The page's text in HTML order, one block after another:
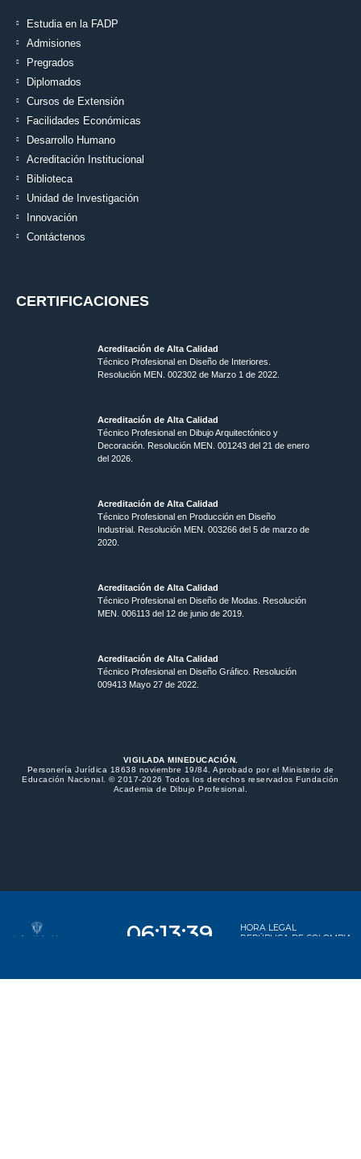
Estudia en la FADP
Admisiones
Pregrados
Diplomados
Cursos de Extensión
Facilidades Económicas
Desarrollo Humano
Acreditación Institucional
Biblioteca
Unidad de Investigación
Innovación
Contáctenos
CERTIFICACIONES
Acreditación de Alta Calidad
Técnico Profesional en Diseño de Interiores.
Resolución MEN. 002302 de Marzo 1 de 2022.
Acreditación de Alta Calidad
Técnico Profesional en Dibujo Arquitectónico y
Decoración. Resolución MEN. 001243 del 21 de enero
del 2026.
Acreditación de Alta Calidad
Técnico Profesional en Producción en Diseño
Industrial. Resolución MEN. 003266 del 5 de marzo de
2020.
Acreditación de Alta Calidad
Técnico Profesional en Diseño de Modas. Resolución
MEN. 006113 del 12 de junio de 2019.
Acreditación de Alta Calidad
Técnico Profesional en Diseño Gráfico. Resolución
009413 Mayo 27 de 2022.
VIGILADA MINEDUCACIÓN.
Personería Jurídica 18638 noviembre 19/84. Aprobado por el Ministerio de
Educación Nacional. © 2017-2026 Todos los derechos reservados Fundación
Academia de Dibujo Profesional.